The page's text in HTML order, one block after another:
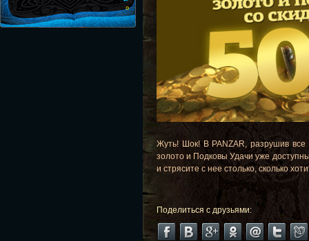
Жуть! Шок! В PANZAR, разрушив все
золото и Подковы Удачи уже
и стрясите с нее столько, сколько
Поделиться с друзьями: